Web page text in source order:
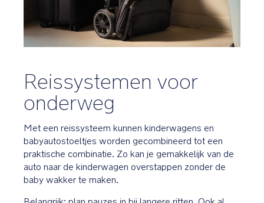
Reissystemen voor
onderweg
Met een reissysteem kunnen kinderwagens en
babyautostoeltjes worden gecombineerd tot een
praktische combinatie. Zo kan je gemakkelijk van de
auto naar de kinderwagen overstappen zonder de
baby wakker te maken.